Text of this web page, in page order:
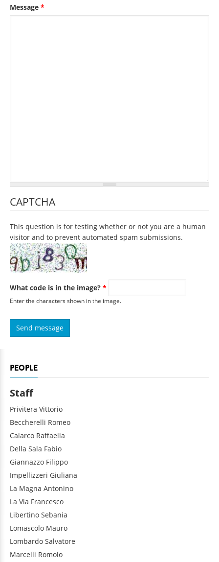
Message *
CAPTCHA
This question is for testing whether or not you are a human
visitor and to prevent automated spam submissions.
What code is in the image? *
Enter the characters shown in the image.
PEOPLE
Staff
Privitera Vittorio
Beccherelli Romeo
Calarco Raffaella
Della Sala Fabio
Giannazzo Filippo
Impellizzeri Giuliana
La Magna Antonino
La Via Francesco
Libertino Sebania
Lomascolo Mauro
Lombardo Salvatore
Marcelli Romolo